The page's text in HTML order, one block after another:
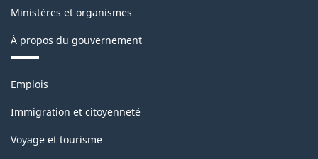
Ministères et organismes
À propos du gouvernement
Thèmes
sujets
Emplois
Immigration et citoyenneté
Voyage et tourisme